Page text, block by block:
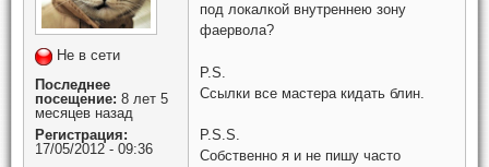
Не в сети
Последнее
посещение: 8 лет 5
месяцев назад
Регистрация:
17/05/2012 - 09:36
под локалкой внутреннею зону
фаервола?
P.S.
Ссылки все мастера кидать блин.
P.S.S.
Собственно я и не пишу часто